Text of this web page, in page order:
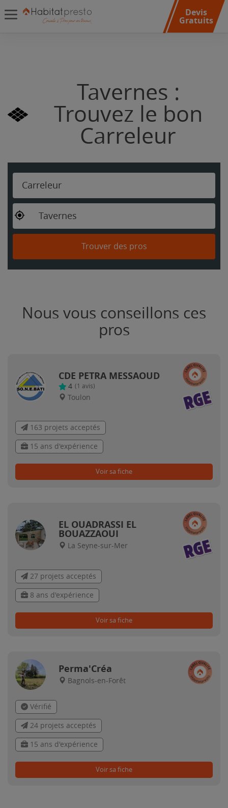
Devis
Gratuits
Tavernes :
Trouvez le bon
Carreleur
Carreleur
Tavernes
Trouver des pros
Nous vous conseillons ces
pros
CDE PETRA MESSAOUD
4 (1 avis)
Toulon
163 projets acceptés
15 ans d'expérience
Voir sa fiche
EL OUADRASSI EL
BOUAZZAOUI
La Seyne-sur-Mer
27 projets acceptés
8 ans d'expérience
Voir sa fiche
Perma'Créa
Bagnols-en-Forêt
Vérifié
24 projets acceptés
15 ans d'expérience
Voir sa fiche